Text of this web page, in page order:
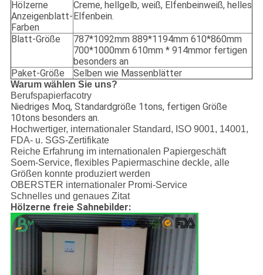
Hölzerne
Anzeigenblatt-
Farben
Creme, hellgelb, weiß, Elfenbeinweiß, helles
Elfenbein.
Blatt-Größe
787*1092mm 889*1194mm 610*860mm
700*1000mm 610mm * 914mmor fertigen
besonders an
Paket-Größe
Selben wie Massenblätter
Warum wählen Sie uns?
Berufspapierfacotry
Niedriges Moq, Standardgröße 1tons, fertigen Größe
10tons besonders an.
Hochwertiger, internationaler Standard, ISO 9001, 14001,
FDA- u. SGS-Zertifikate
Reiche Erfahrung im internationalen Papiergeschäft
Soem-Service, flexibles Papiermaschine deckle, alle
Größen konnte produziert werden
OBERSTER internationaler Promi-Service
Schnelles und genaues Zitat
Hölzerne freie Sahnebilder: